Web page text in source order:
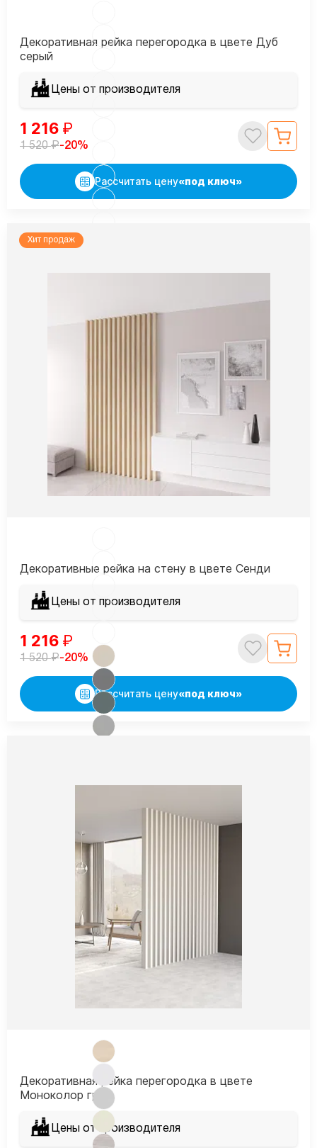
Декоративная рейка перегородка в цвете Дуб
серый
Цены от производителя
1 216 ₽
1 520₽-20%
Рассчитать цену«под ключ»
Хит продаж
Декоративные рейка на стену в цвете Сенди
Цены от производителя
1 216 ₽
1 520₽-20%
Рассчитать цену«под ключ»
Декоративная рейка перегородка в цвете
Моноколор грей
Цены от производителя